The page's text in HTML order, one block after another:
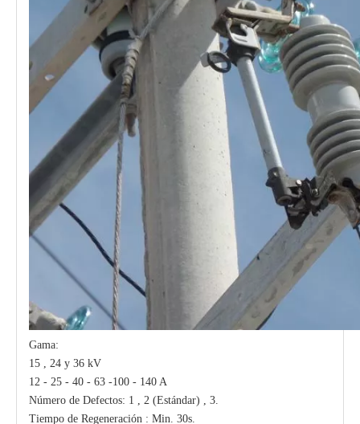
Gama:
15 , 24 y 36 kV
12 - 25 - 40 - 63 -100 - 140 A
Número de Defectos: 1 , 2 (Estándar) , 3.
Tiempo de Regeneración : Min. 30s.